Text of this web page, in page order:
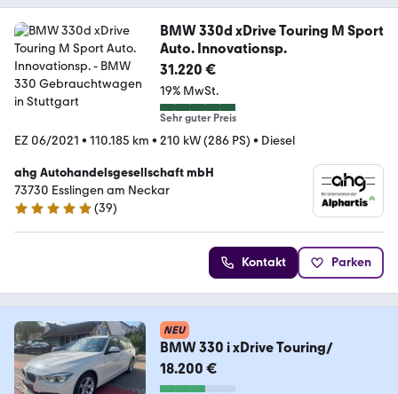
BMW 330d xDrive Touring M Sport
Auto. Innovationsp.
31.220 €
19% MwSt.
Sehr guter Preis
EZ 06/2021 • 110.185 km • 210 kW (286 PS) • Diesel
ahg Autohandelsgesellschaft mbH
73730 Esslingen am Neckar
4.9 Sterne
(39)
Kontakt Parken
NEU
BMW 330 i xDrive Touring/
18.200 €